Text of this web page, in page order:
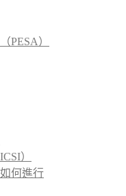
PESA）
）
何進行